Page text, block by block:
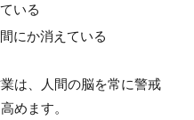
いる
にか消えている
は、
人間の脳を常に警戒
めます。